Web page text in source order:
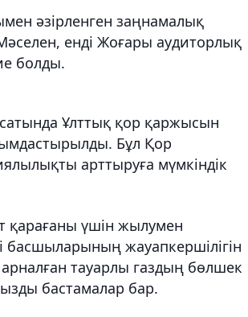
әзірленген заңнамалық
енді Жоғары аудиторлық
болды.
Ұлттық қор қаржысын
Бұл Қор
арттыруға мүмкіндік
қарағаны үшін жылумен
басшыларының жауапкершілігін
тауарлы газдың бөлшек
бастамалар бар.